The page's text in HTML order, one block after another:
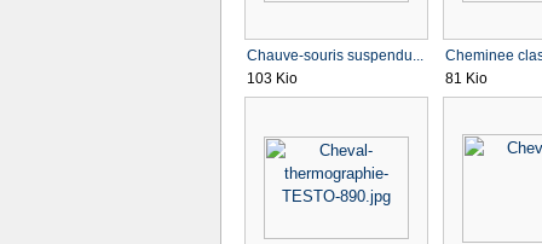
Chauve-souris suspendu...
103 Kio
Cheminee
81 Kio